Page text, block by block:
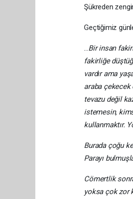
Şükreden
Geçtiğimiz
…Bir insan
fakirliğe
vardır ama
araba çekecek
tevazu değil
istemesin,
kullanmaktır.
Burada çoğu
Parayı
Cömertlik
yoksa çok zor